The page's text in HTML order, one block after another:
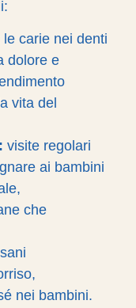
le carie nei denti
dolore e
vita del
visite regolari
ai bambini
che
nei bambini.